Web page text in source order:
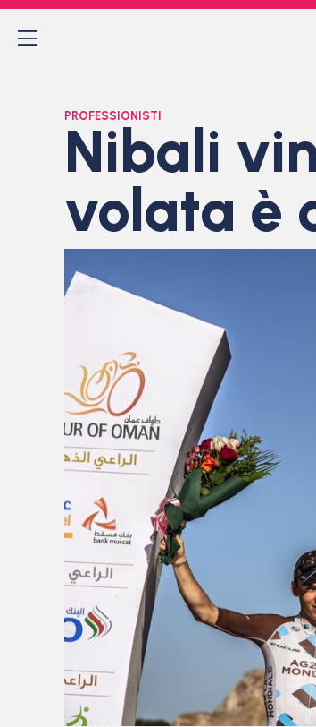
PROFESSIONISTI
Nibali
volata è